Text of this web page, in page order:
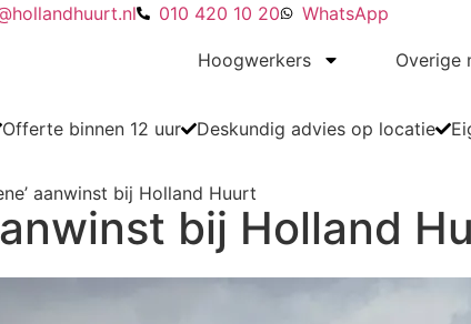
010 420 10 20 WhatsApp
Hoogwerkers Overige
Offerte binnen 12 uur Deskundig advies op locatie
aanwinst bij Holland Huurt
bij Holland